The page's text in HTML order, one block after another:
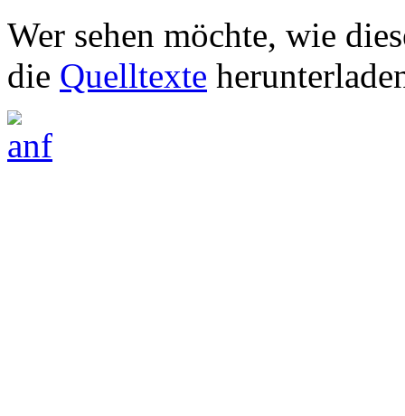
Wer se­hen möch­te, wie
die Quell­tex­te